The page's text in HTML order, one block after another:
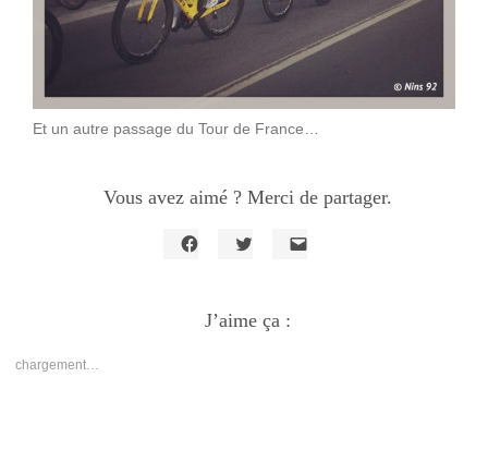
Et un autre passage du Tour de France…
Vous avez aimé ? Merci de partager.
Facebook(ouvre
dans
Twitter(ouvre
dans
J’aime ça :
chargement…